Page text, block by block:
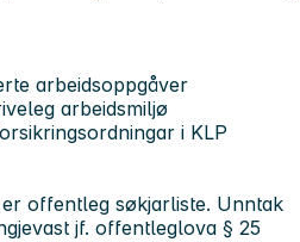
arbeidsoppgåver
arbeidsmiljø
i KLP
offentleg søkjarliste. Unntak
jf. offentleglova § 25